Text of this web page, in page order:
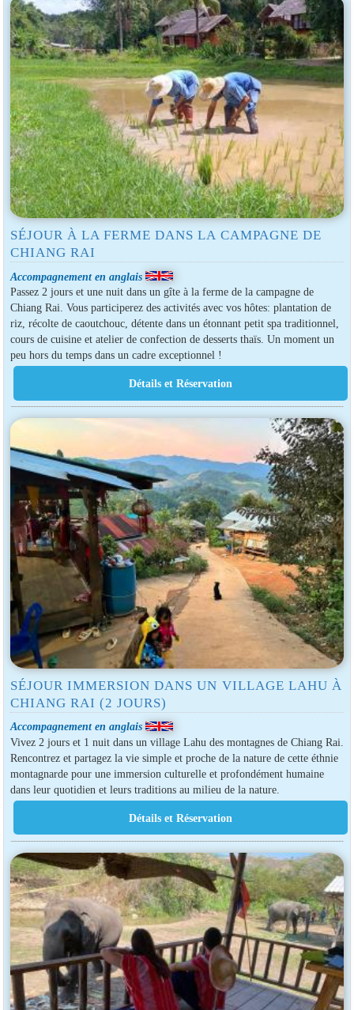
SÉJOUR À LA FERME DANS LA CAMPAGNE DE
CHIANG RAI
Accompagnement en anglais
Passez 2 jours et une nuit dans un gîte à la ferme de la campagne de
Chiang Rai. Vous participerez des activités avec vos hôtes: plantation de
riz, récolte de caoutchouc, détente dans un étonnant petit spa traditionnel,
cours de cuisine et atelier de confection de desserts thaïs. Un moment un
peu hors du temps dans un cadre exceptionnel !
SÉJOUR IMMERSION DANS UN VILLAGE LAHU À
CHIANG RAI (2 JOURS)
Accompagnement en anglais
Vivez 2 jours et 1 nuit dans un village Lahu des montagnes de Chiang Rai.
Rencontrez et partagez la vie simple et proche de la nature de cette éthnie
montagnarde pour une immersion culturelle et profondément humaine
dans leur quotidien et leurs traditions au milieu de la nature.